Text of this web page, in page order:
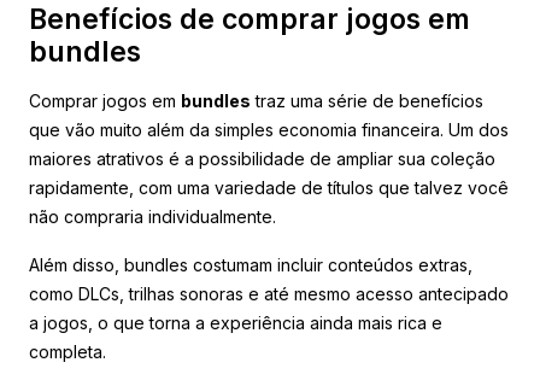
Benefícios de comprar jogos em
bundles
Comprar jogos em bundles traz uma série de benefícios
que vão muito além da simples economia financeira. Um dos
maiores atrativos é a possibilidade de ampliar sua coleção
rapidamente, com uma variedade de títulos que talvez você
não compraria individualmente.
Além disso, bundles costumam incluir conteúdos extras,
como DLCs, trilhas sonoras e até mesmo acesso antecipado
a jogos, o que torna a experiência ainda mais rica e
completa.